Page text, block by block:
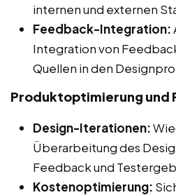
internen und externen
Feedback-Integration:
Integration von
Quellen in den
Produktoptimierung und
Design-Iterationen:
Überarbeitung des
Feedback und
Kostenoptimierung: